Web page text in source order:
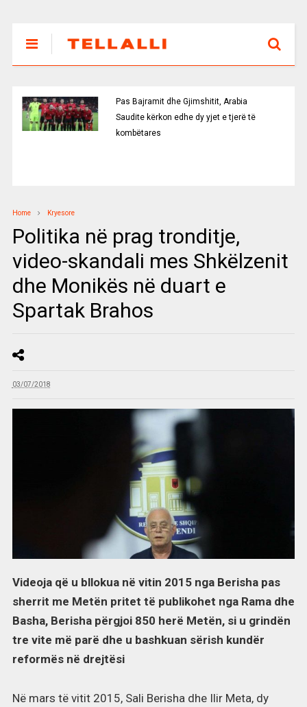
Pas Bajramit dhe Gjimshitit, Arabia
Saudite kërkon edhe dy yjet e tjerë të
kombëtares
Home Kryesore
Politika në prag tronditje,
video-skandali mes Shkëlzenit
dhe Monikës në duart e
Spartak Brahos
03/07/2018
Videoja që u bllokua në vitin 2015 nga Berisha pas
sherrit me Metën pritet të publikohet nga Rama dhe
Basha, Berisha përgjoi 850 herë Metën, si u grindën
tre vite më parë dhe u bashkuan sërish kundër
reformës në drejtësi
Në mars të vitit 2015, Sali Berisha dhe Ilir Meta, dy